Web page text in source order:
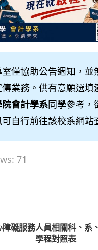
僅協助公告週知，並
業務。供有意願選填
會計學系同學參考，
自行前往該校系網站
71
礙服務人員相關科、系
學程對照表